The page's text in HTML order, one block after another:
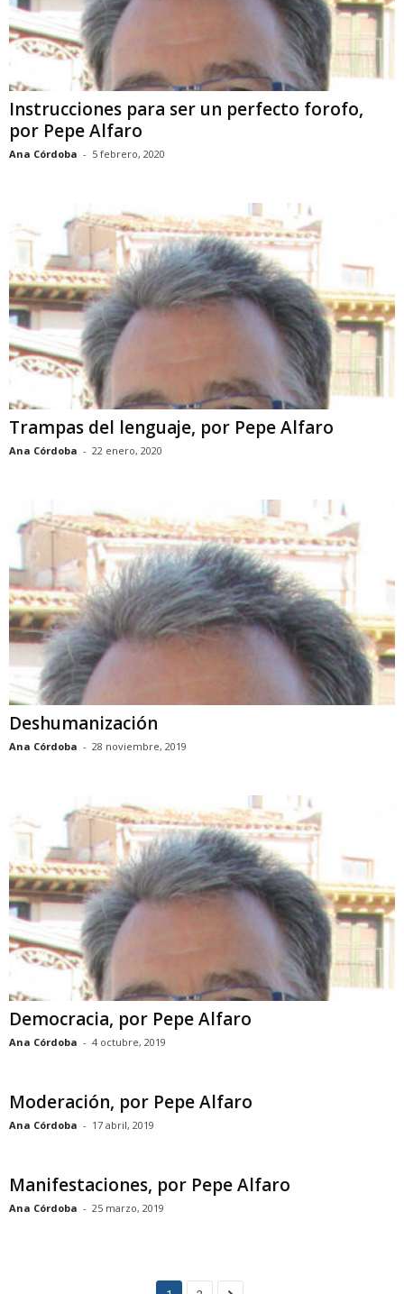
Instrucciones para ser un perfecto forofo,
por Pepe Alfaro
Ana Córdoba - 5 febrero, 2020
Trampas del lenguaje, por Pepe Alfaro
Ana Córdoba - 22 enero, 2020
Deshumanización
Ana Córdoba - 28 noviembre, 2019
Democracia, por Pepe Alfaro
Ana Córdoba - 4 octubre, 2019
Moderación, por Pepe Alfaro
Ana Córdoba - 17 abril, 2019
Manifestaciones, por Pepe Alfaro
Ana Córdoba - 25 marzo, 2019